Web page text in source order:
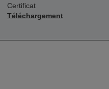
Certificat
Téléchargement